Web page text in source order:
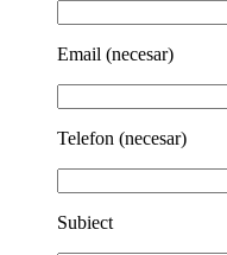
Email (necesar)
Telefon (necesar)
Subiect